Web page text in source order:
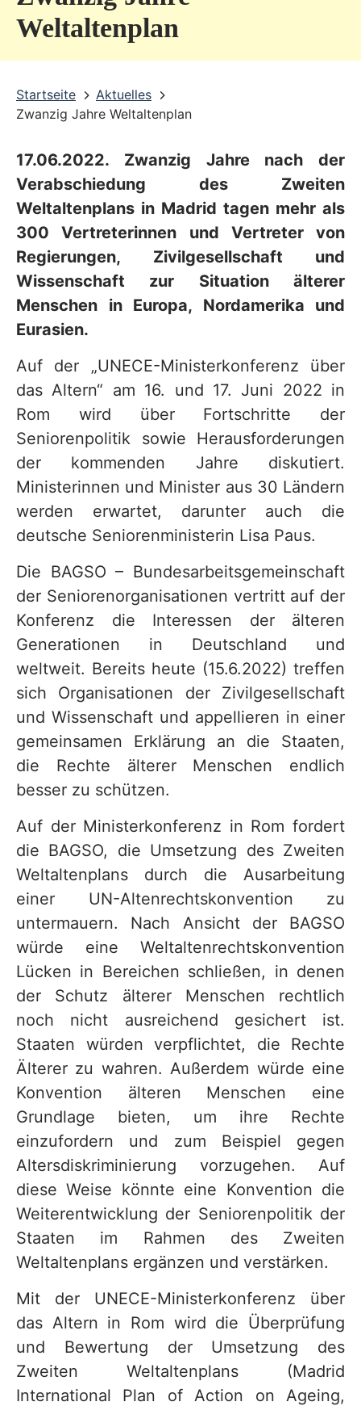
Weltaltenplan
Startseite
Aktuelles
Zwanzig Jahre Weltaltenplan
17.06.2022. Zwanzig Jahre nach der
Verabschiedung des Zweiten
Weltaltenplans in Madrid tagen mehr als
300 Vertreterinnen und Vertreter von
Regierungen, Zivilgesellschaft und
Wissenschaft zur Situation älterer
Menschen in Europa, Nordamerika und
Eurasien.
Auf der „UNECE-Ministerkonferenz über
das Altern“ am 16. und 17. Juni 2022 in
Rom wird über Fortschritte der
Seniorenpolitik sowie Herausforderungen
der kommenden Jahre diskutiert.
Ministerinnen und Minister aus 30 Ländern
werden erwartet, darunter auch die
deutsche Seniorenministerin Lisa Paus.
Die BAGSO – Bundesarbeitsgemeinschaft
der Seniorenorganisationen vertritt auf der
Konferenz die Interessen der älteren
Generationen in Deutschland und
weltweit. Bereits heute (15.6.2022) treffen
sich Organisationen der Zivilgesellschaft
und Wissenschaft und appellieren in einer
gemeinsamen Erklärung an die Staaten,
die Rechte älterer Menschen endlich
besser zu schützen.
Auf der Ministerkonferenz in Rom fordert
die BAGSO, die Umsetzung des Zweiten
Weltaltenplans durch die Ausarbeitung
einer UN-Altenrechtskonvention zu
untermauern. Nach Ansicht der BAGSO
würde eine Weltaltenrechtskonvention
Lücken in Bereichen schließen, in denen
der Schutz älterer Menschen rechtlich
noch nicht ausreichend gesichert ist.
Staaten würden verpflichtet, die Rechte
Älterer zu wahren. Außerdem würde eine
Konvention älteren Menschen eine
Grundlage bieten, um ihre Rechte
einzufordern und zum Beispiel gegen
Altersdiskriminierung vorzugehen. Auf
diese Weise könnte eine Konvention die
Weiterentwicklung der Seniorenpolitik der
Staaten im Rahmen des Zweiten
Weltaltenplans ergänzen und verstärken.
Mit der UNECE-Ministerkonferenz über
das Altern in Rom wird die Überprüfung
und Bewertung der Umsetzung des
Zweiten Weltaltenplans (Madrid
International Plan of Action on Ageing,